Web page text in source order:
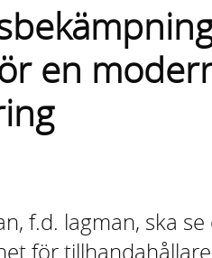
en
f.d. lagman, ska
för